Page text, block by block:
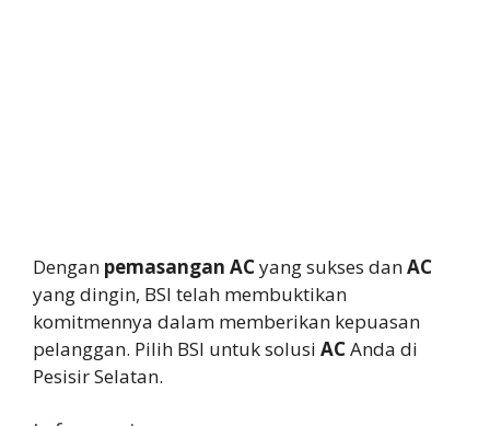
Dengan pemasangan ACyang sukses danAC
yang dingin, BSI telah membuktikan
komitmennya dalam memberikan kepuasan
pelanggan. Pilih BSI untuk solusi ACAnda di
Pesisir Selatan.